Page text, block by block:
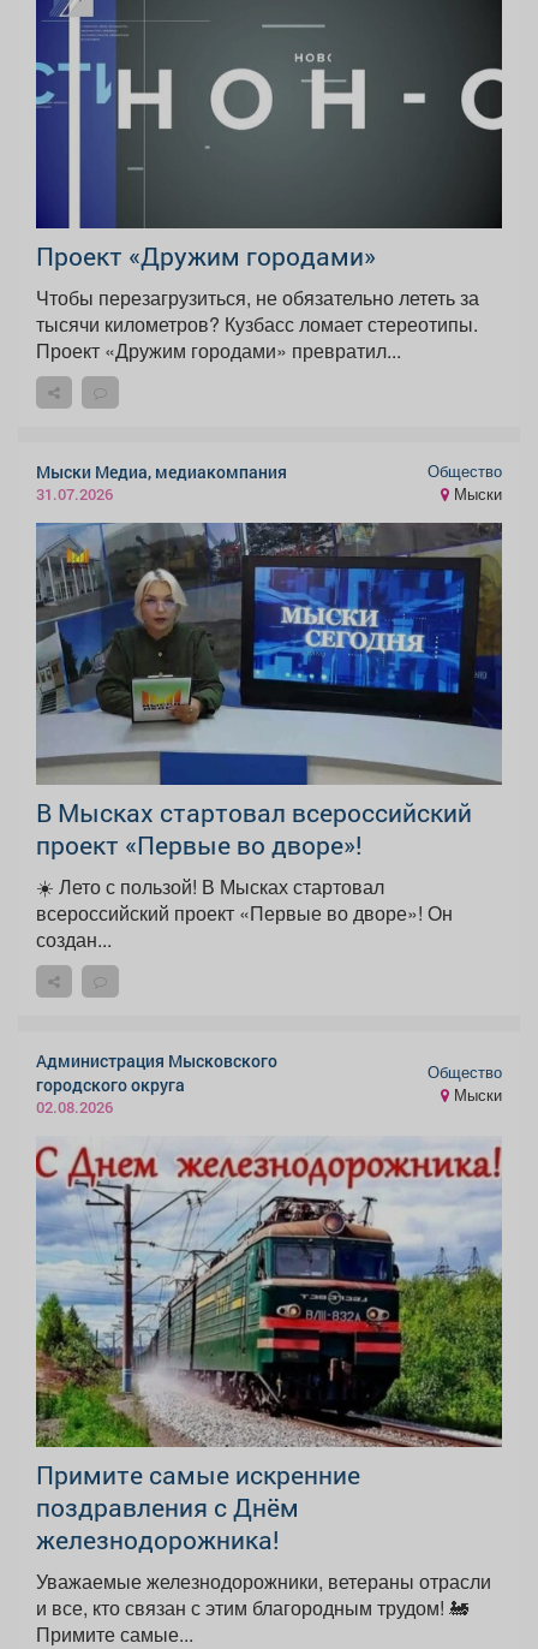
Проект «Дружим городами»
Чтобы перезагрузиться, не обязательно лететь за
тысячи километров? Кузбасс ломает стереотипы.
Проект «Дружим городами» превратил...
Мыски Медиа, медиакомпания
31.07.2026
Общество
Мыски
В Мысках стартовал всероссийский
проект «Первые во дворе»!
☀️ Лето с пользой! В Мысках стартовал
всероссийский проект «Первые во дворе»! Он
создан...
Администрация Мысковского
городского округа
02.08.2026
Общество
Мыски
Примите самые искренние
поздравления с Днём
железнодорожника!
Уважаемые железнодорожники, ветераны отрасли
и все, кто связан с этим благородным трудом! 🚂
Примите самые...